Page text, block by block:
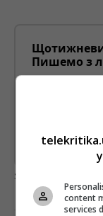
Пишемо з
загрузка...
content
services